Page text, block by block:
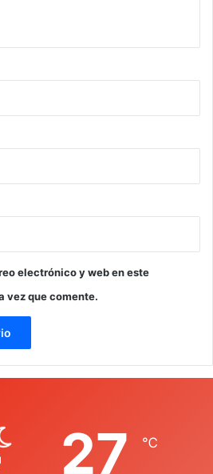
electrónico y web en este
vez que comente.
27 ℃